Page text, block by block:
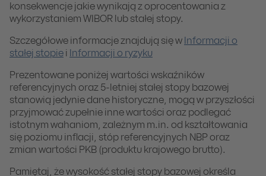
konsekwencje jakie wynikają z oprocentowania z
wykorzystaniem WIBOR lub stałej stopy.
Szczegółowe informacje znajdują się w
Informacji o
stałej stopie
Informacji o ryzyku
Prezentowane poniżej wartości wskaźników
referencyjnych oraz 5-letniej stałej stopy bazowej
stanowią jedynie dane historyczne, mogą w przyszłości
przyjmować zupełnie inne wartości oraz podlegać
istotnym wahaniom, zależnym m.in. od kształtowania
się poziomu inflacji, stóp referencyjnych NBP oraz
zmian wartości PKB (produktu krajowego brutto).
Pamiętaj, że wysokość stałej stopy bazowej określa